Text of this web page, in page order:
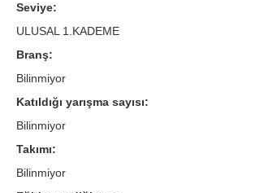
Seviye:
ULUSAL 1.KADEME
Branş:
Bilinmiyor
Katıldığı yarışma sayısı:
Bilinmiyor
Takımı:
Bilinmiyor